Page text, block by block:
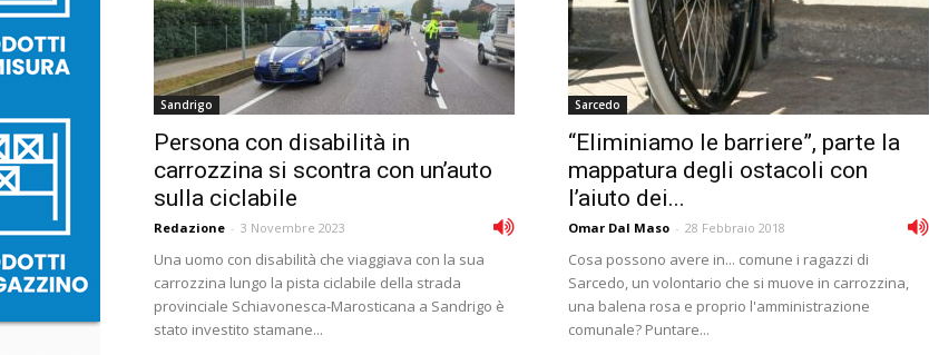
Sandrigo
Persona con disabilità in
carrozzina si scontra con un’auto
sulla ciclabile
Redazione - 3 Novembre 2023
Una uomo con disabilità che viaggiava con la sua
carrozzina lungo la pista ciclabile della strada
provinciale Schiavonesca-Marosticana a Sandrigo è
stato investito stamane...
Sarcedo
“Eliminiamo le barriere”, parte la
mappatura degli ostacoli con
l’aiuto dei...
Omar Dal Maso - 28 Febbraio 2018
Cosa possono avere in... comune i ragazzi di
Sarcedo, un volontario che si muove in carrozzina,
una balena rosa e proprio l'amministrazione
comunale? Puntare...